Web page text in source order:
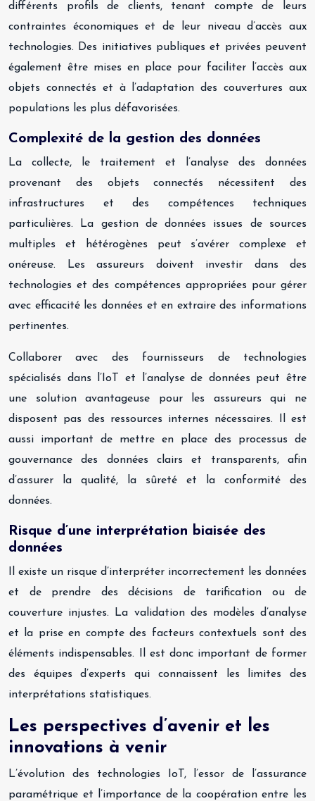
différents profils de clients, tenant compte de leurs
contraintes économiques et de leur niveau d’accès aux
technologies. Des initiatives publiques et privées peuvent
également être mises en place pour faciliter l’accès aux
objets connectés et à l’adaptation des couvertures aux
populations les plus défavorisées.
Complexité de la gestion des données
La collecte, le traitement et l’analyse des données
provenant des objets connectés nécessitent des
infrastructures et des compétences techniques
particulières. La gestion de données issues de sources
multiples et hétérogènes peut s’avérer complexe et
onéreuse. Les assureurs doivent investir dans des
technologies et des compétences appropriées pour gérer
avec efficacité les données et en extraire des informations
pertinentes.
Collaborer avec des fournisseurs de technologies
spécialisés dans l’IoT et l’analyse de données peut être
une solution avantageuse pour les assureurs qui ne
disposent pas des ressources internes nécessaires. Il est
aussi important de mettre en place des processus de
gouvernance des données clairs et transparents, afin
d’assurer la qualité, la sûreté et la conformité des
données.
Risque d’une interprétation biaisée des
données
Il existe un risque d’interpréter incorrectement les données
et de prendre des décisions de tarification ou de
couverture injustes. La validation des modèles d’analyse
et la prise en compte des facteurs contextuels sont des
éléments indispensables. Il est donc important de former
des équipes d’experts qui connaissent les limites des
interprétations statistiques.
Les perspectives d’avenir et les
innovations à venir
L’évolution des technologies IoT, l’essor de l’assurance
paramétrique et l’importance de la coopération entre les